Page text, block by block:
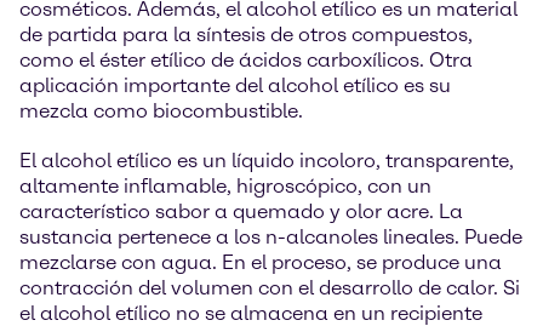
cosméticos. Además, el alcohol etílico es un material
de partida para la síntesis de otros compuestos,
como el éster etílico de ácidos carboxílicos. Otra
aplicación importante del alcohol etílico es su
mezcla como biocombustible.
El alcohol etílico es un líquido incoloro, transparente,
altamente inflamable, higroscópico, con un
característico sabor a quemado y olor acre. La
sustancia pertenece a los n-alcanoles lineales. Puede
mezclarse con agua. En el proceso, se produce una
contracción del volumen con el desarrollo de calor. Si
el alcohol etílico no se almacena en un recipiente